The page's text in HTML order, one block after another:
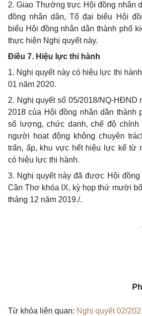
2. Giao Thường trực Hội đồng nhân
đồng nhân dân, Tổ đại biểu Hội
biểu Hội đồng nhân dân thành phố
thực hiện Nghị quyết này.
Điều 7. Hiệu lực thi hành
1. Nghị quyết này có hiệu lực thi
01 năm 2020.
2. Nghị quyết số 05/2018/NQ-HĐND
2018 của Hội đồng nhân dân thành
số lượng, chức danh, chế độ
người hoạt động không chuyên
trấn, ấp, khu vực hết hiệu lực kể từ
có hiệu lực thi hành.
3. Nghị quyết này đã được Hội đồng
Cần Thơ khóa IX, kỳ họp thứ mười
tháng 12 năm 2019./.
Từ khóa liên quan: Nghị quyết 02/